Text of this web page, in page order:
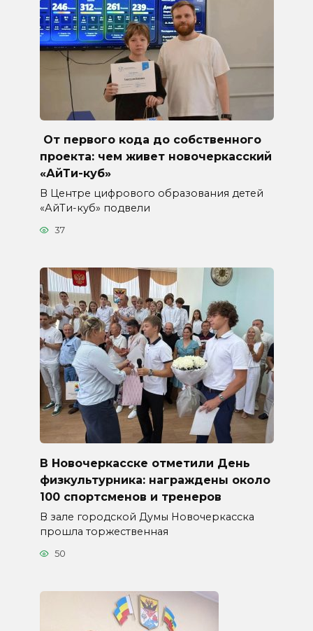
От первого кода до собственного
проекта: чем живет новочеркасский
«АйТи-куб»
В Центре цифрового образования детей
«АйТи-куб» подвели
37
В Новочеркасске отметили День
физкультурника: награждены около
100 спортсменов и тренеров
В зале городской Думы Новочеркасска
прошла торжественная
50